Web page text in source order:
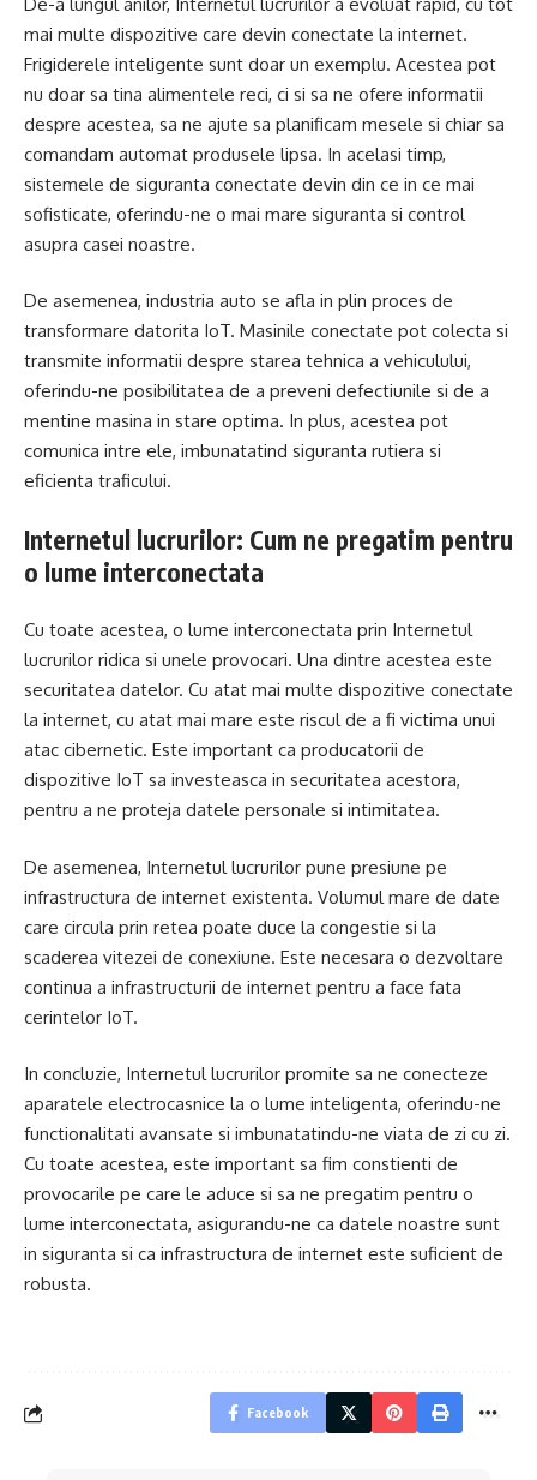
mai multe dispozitive care devin conectate la internet.
Frigiderele inteligente sunt doar un exemplu. Acestea pot
nu doar sa tina alimentele reci, ci si sa ne ofere informatii
despre acestea, sa ne ajute sa planificam mesele si chiar sa
comandam automat produsele lipsa. In acelasi timp,
sistemele de siguranta conectate devin din ce in ce mai
sofisticate, oferindu-ne o mai mare siguranta si control
asupra casei noastre.
De asemenea, industria auto se afla in plin proces de
transformare datorita IoT. Masinile conectate pot colecta si
transmite informatii despre starea tehnica a vehiculului,
oferindu-ne posibilitatea de a preveni defectiunile si de a
mentine masina in stare optima. In plus, acestea pot
comunica intre ele, imbunatatind siguranta rutiera si
eficienta traficului.
Internetul lucrurilor: Cum ne pregatim pentru
o lume interconectata
Cu toate acestea, o lume interconectata prin Internetul
lucrurilor ridica si unele provocari. Una dintre acestea este
securitatea datelor. Cu atat mai multe dispozitive conectate
la internet, cu atat mai mare este riscul de a fi victima unui
atac cibernetic. Este important ca producatorii de
dispozitive IoT sa investeasca in securitatea acestora,
pentru a ne proteja datele personale si intimitatea.
De asemenea, Internetul lucrurilor pune presiune pe
infrastructura de internet existenta. Volumul mare de date
care circula prin retea poate duce la congestie si la
scaderea vitezei de conexiune. Este necesara o dezvoltare
continua a infrastructurii de internet pentru a face fata
cerintelor IoT.
In concluzie, Internetul lucrurilor promite sa ne conecteze
aparatele electrocasnice la o lume inteligenta, oferindu-ne
functionalitati avansate si imbunatatindu-ne viata de zi cu zi.
Cu toate acestea, este important sa fim constienti de
provocarile pe care le aduce si sa ne pregatim pentru o
lume interconectata, asigurandu-ne ca datele noastre sunt
in siguranta si ca infrastructura de internet este suficient de
robusta.
Facebook